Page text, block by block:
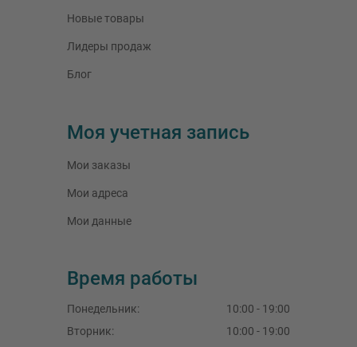
Новые товары
Лидеры продаж
Блог
Моя учетная запись
Мои заказы
Мои адреса
Мои данные
Время работы
Понедельник:
10:00 - 19:00
Вторник: 10:00 - 19:00